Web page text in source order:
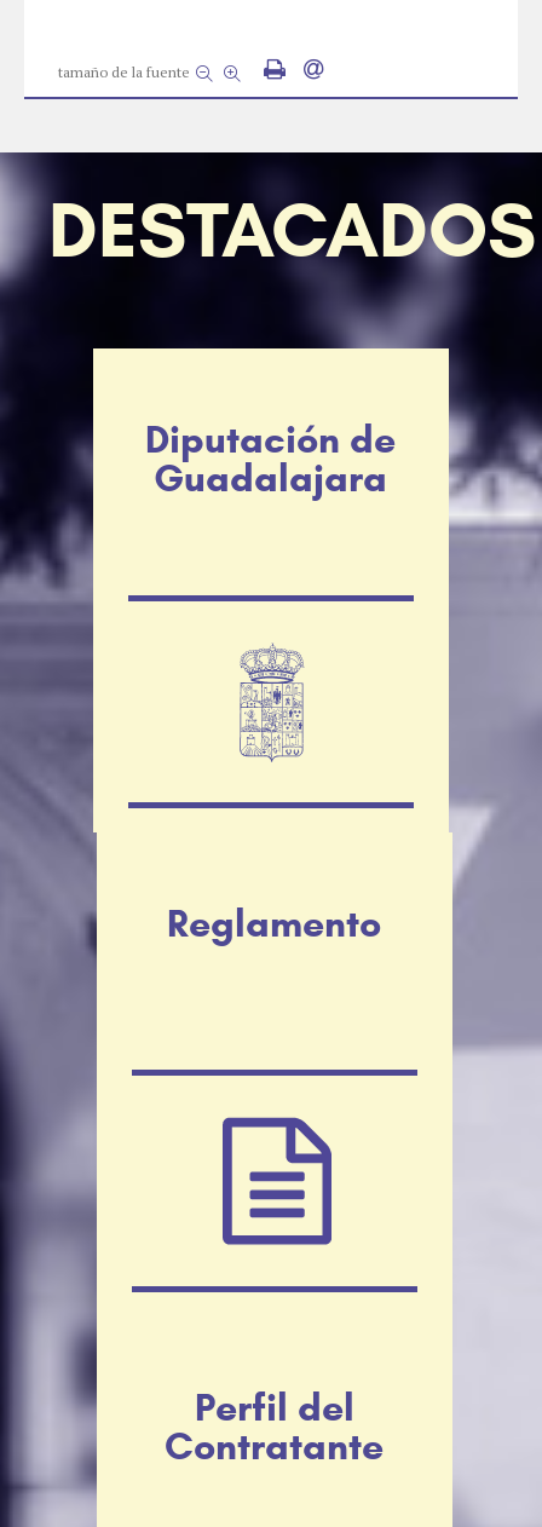
tamaño de la fuente
DESTACADOS
Diputación de
Guadalajara
Reglamento
Perfil del
Contratante